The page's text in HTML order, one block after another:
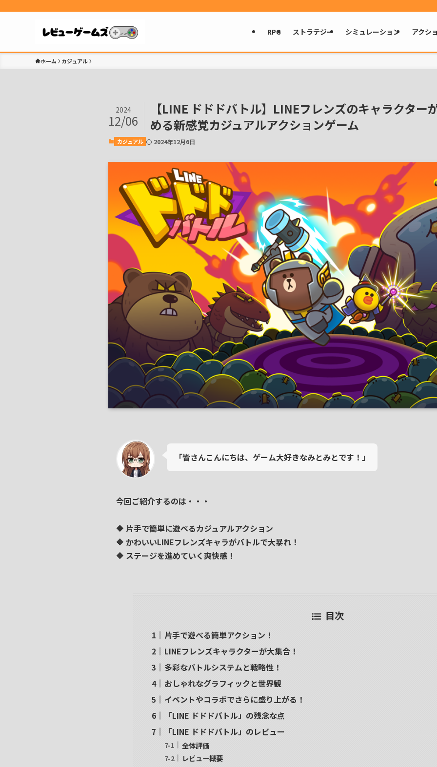
RPG ストラテジー シミュレーション アクシ
ホーム カジュアル
【LINE ドドドバトル】LINEフレンズのキャラクター
める新感覚カジュアルアクションゲーム
2024
12/06
カジュアル 2024年12月6日
「皆さんこんにちは、ゲーム大好きなみとみとです！」
今回ご紹介するのは・・・
🔶 片手で簡単に遊べるカジュアルアクション
🔶 かわいいLINEフレンズキャラがバトルで大暴れ！
🔶 ステージを進めていく爽快感！
目次
片手で遊べる簡単アクション！
LINEフレンズキャラクターが大集合！
多彩なバトルシステムと戦略性！
おしゃれなグラフィックと世界観
イベントやコラボでさらに盛り上がる！
「LINE ドドドバトル」の残念な点
「LINE ドドドバトル」のレビュー
全体評価
レビュー概要